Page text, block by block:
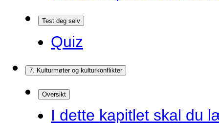
Test deg selv
Quiz
7. Kulturmøter og kulturkonflikter
Oversikt
I dette kapitlet skal du